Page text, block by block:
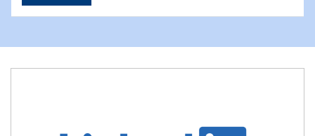
4th Conference of the GDCh